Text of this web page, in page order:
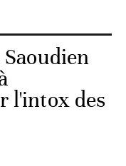
Saoudien
l'intox des